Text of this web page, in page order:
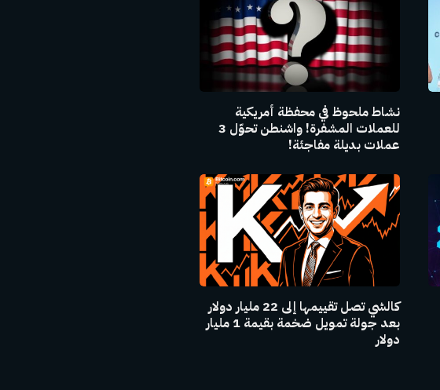
نشاط ملحوظ في محفظة أمريكية
للعملات المشفرة! واشنطن تحوّل 3
عملات بديلة مفاجئة!
كالشي تصل تقييمها إلى 22 مليار دولار
بعد جولة تمويل ضخمة بقيمة 1 مليار
دولار